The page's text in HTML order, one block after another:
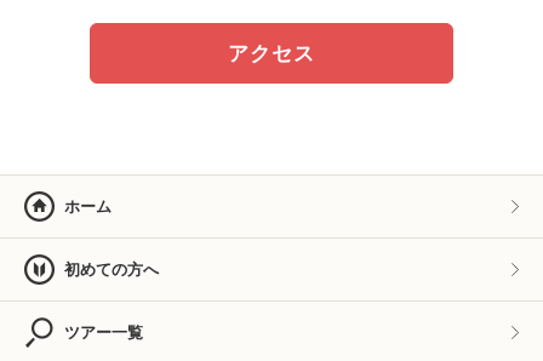
アクセス
ホーム
初めての方へ
ツアー一覧